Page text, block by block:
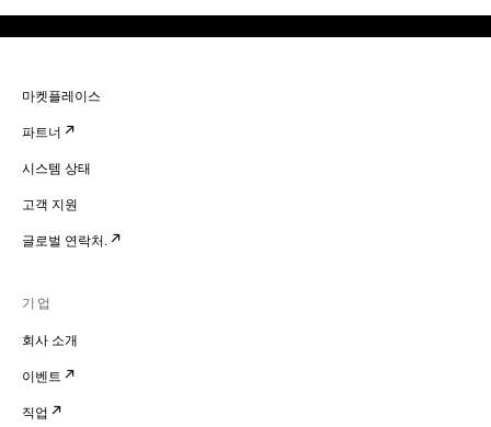
마켓플레이스
파트너
시스템 상태
고객 지원
글로벌 연락처.
기업
회사 소개
이벤트
직업